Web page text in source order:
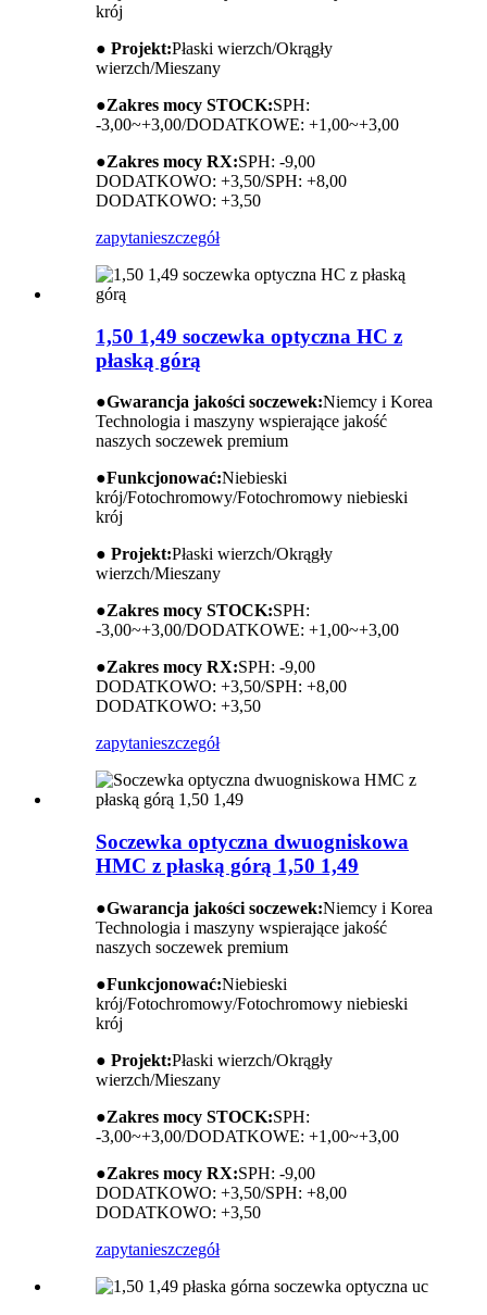
krój
● Projekt:Płaski wierzch/Okrągły
wierzch/Mieszany
●Zakres mocy STOCK:SPH:
-3,00~+3,00/DODATKOWE: +1,00~+3,00
●Zakres mocy RX:SPH: -9,00
DODATKOWO: +3,50/SPH: +8,00
DODATKOWO: +3,50
zapytanieszczegół
1,50 1,49 soczewka optyczna HC z
płaską górą
●Gwarancja jakości soczewek:Niemcy i Korea
Technologia i maszyny wspierające jakość
naszych soczewek premium
●Funkcjonować:Niebieski
krój/Fotochromowy/Fotochromowy niebieski
krój
● Projekt:Płaski wierzch/Okrągły
wierzch/Mieszany
●Zakres mocy STOCK:SPH:
-3,00~+3,00/DODATKOWE: +1,00~+3,00
●Zakres mocy RX:SPH: -9,00
DODATKOWO: +3,50/SPH: +8,00
DODATKOWO: +3,50
zapytanieszczegół
Soczewka optyczna dwuogniskowa
HMC z płaską górą 1,50 1,49
●Gwarancja jakości soczewek:Niemcy i Korea
Technologia i maszyny wspierające jakość
naszych soczewek premium
●Funkcjonować:Niebieski
krój/Fotochromowy/Fotochromowy niebieski
krój
● Projekt:Płaski wierzch/Okrągły
wierzch/Mieszany
●Zakres mocy STOCK:SPH:
-3,00~+3,00/DODATKOWE: +1,00~+3,00
●Zakres mocy RX:SPH: -9,00
DODATKOWO: +3,50/SPH: +8,00
DODATKOWO: +3,50
zapytanieszczegół